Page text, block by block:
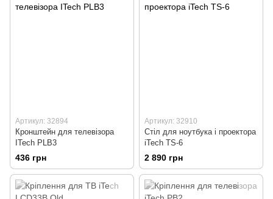
Артикул: 32894
Кронштейн для телевізора
ITech PLB3
436 грн
Артикул: 32910
Стіл для ноутбука і проектора
iTech TS-6
2 890 грн